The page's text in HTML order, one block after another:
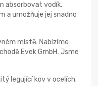
absorbovat vodík.
a umožňuje jej snadno
místě. Nabízíme
Evek GmbH. Jsme
legující kov v ocelích.